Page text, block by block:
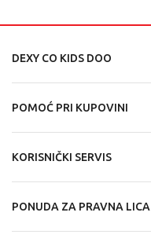
DEXY CO KIDS DOO
POMOĆ PRI KUPOVINI
KORISNIČKI SERVIS
PONUDA ZA PRAVNA LICA